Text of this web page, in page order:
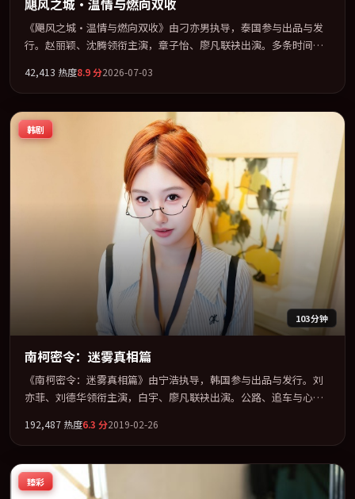
飓风之城·温情与燃向双收
《飓风之城·温情与燃向双收》由刁亦男执导，泰国参与出品与发
行。赵丽颖、沈腾领衔主演，章子怡、廖凡联袂出演。多条时间线
在叙事、表演与视听上力求统一。定于 2026-01-15 在内地院线及主
流平台同步亮相，2026 年度话题片中口碑稳健，适合喜欢强情节与
人物弧光的观众完整观看。
42,413 热度8.9分2026-07-03
韩剧
103分钟
南柯密令：迷雾真相篇
《南柯密令：迷雾真相篇》由宁浩执导，韩国参与出品与发行。刘
亦菲、刘德华领衔主演，白宇、廖凡联袂出演。公路、追车与心理
事、表演与视听上力求统一。定于 2019-12-08 在内地院线及主流平
台同步亮相，2019 年度话题片中口碑稳健，适合喜欢强情节与人物
弧光的观众完整观看。
192,487 热度6.3 分2019-02-26
臻彩